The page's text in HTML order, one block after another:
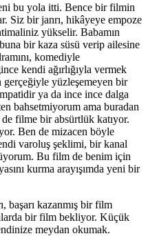
bu yola itti. Bence bir filmin
Siz bir janrı, hikâyeye empoze
yükselir. Babamın
bir kaza süsü verip ailesine
komediyle
kendi ağırlığıyla vermek
gerçeğiyle yüzleşemeyen bir
ya da ince ince dalga
bahsetmiyorum ama buradan
filme bir absürtlük katıyor.
Ben de mizacen böyle
varoluş şeklimi, bir kanal
Bu film de benim için
kurma arayışımda yeni bir
başarı kazanmış bir film
bir film bekliyor. Küçük
meydan okumak.